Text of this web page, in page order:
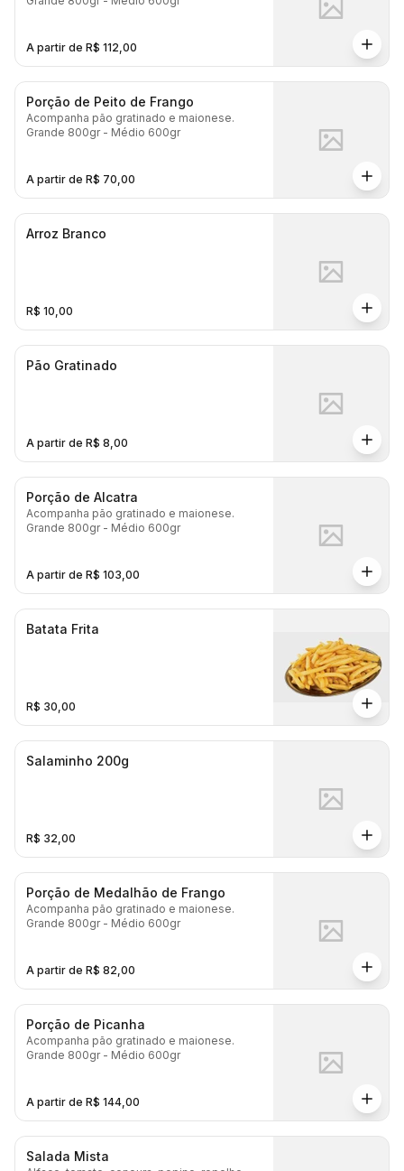
A partir de R$ 112,00
Porção de Peito de Frango
Acompanha pão gratinado e maionese.
Grande 800gr - Médio 600gr
A partir de R$ 70,00
Arroz Branco
R$ 10,00
Pão Gratinado
A partir de R$ 8,00
Porção de Alcatra
Acompanha pão gratinado e maionese.
Grande 800gr - Médio 600gr
A partir de R$ 103,00
Batata Frita
R$ 30,00
Salaminho 200g
R$ 32,00
Porção de Medalhão de Frango
Acompanha pão gratinado e maionese.
Grande 800gr - Médio 600gr
A partir de R$ 82,00
Porção de Picanha
Acompanha pão gratinado e maionese.
Grande 800gr - Médio 600gr
A partir de R$ 144,00
Salada Mista